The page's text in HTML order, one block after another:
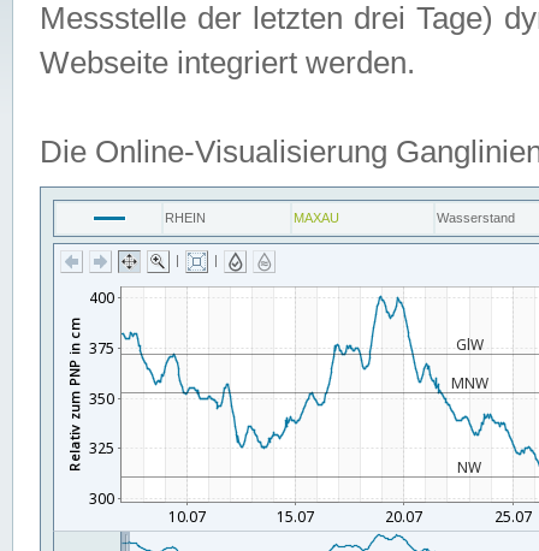
Messstelle der letzten drei Tage)
Webseite integriert werden.
Die Online-Visualisierung